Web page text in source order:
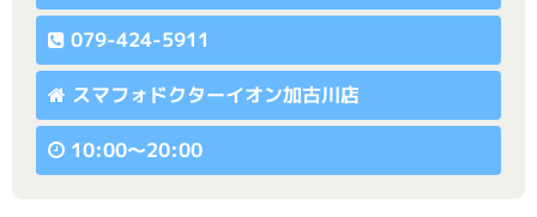
079-424-5911
スマフォドクターイオン加古川店
10:00〜20:00